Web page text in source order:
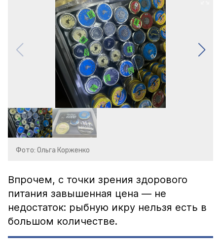
Фото: Ольга Корженко
Впрочем, с точки зрения здорового
питания завышенная цена — не
недостаток: рыбную икру нельзя есть в
большом количестве.